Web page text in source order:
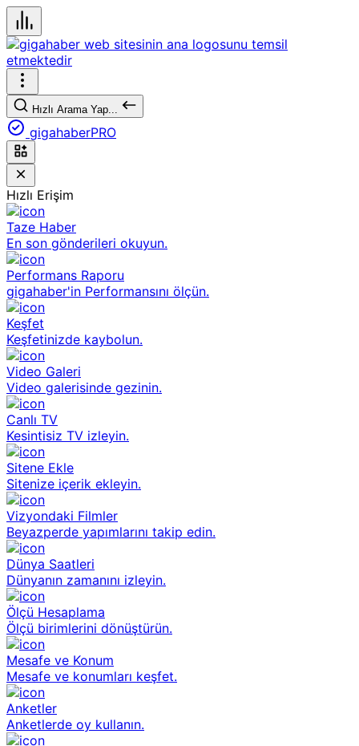
Hızlı Arama Yap...
gigahaberPRO
Hızlı Erişim
Taze Haber
En son gönderileri okuyun.
Performans Raporu
gigahaber'in Performansını ölçün.
Keşfet
Keşfetinizde kaybolun.
Video Galeri
Video galerisinde gezinin.
Canlı TV
Kesintisiz TV izleyin.
Sitene Ekle
Sitenize içerik ekleyin.
Vizyondaki Filmler
Beyazperde yapımlarını takip edin.
Dünya Saatleri
Dünyanın zamanını izleyin.
Ölçü Hesaplama
Ölçü birimlerini dönüştürün.
Mesafe ve Konum
Mesafe ve konumları keşfet.
Anketler
Anketlerde oy kullanın.